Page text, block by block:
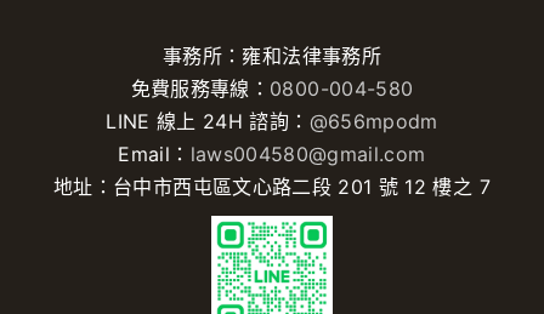
事務所：雍和法律事務所
免費服務專線： 0800-004-580
LINE 線上 24H 諮詢： @656mpodm
Email： laws004580@gmail.com
地址：台中市西屯區文心路二段 201 號 12 樓之 7